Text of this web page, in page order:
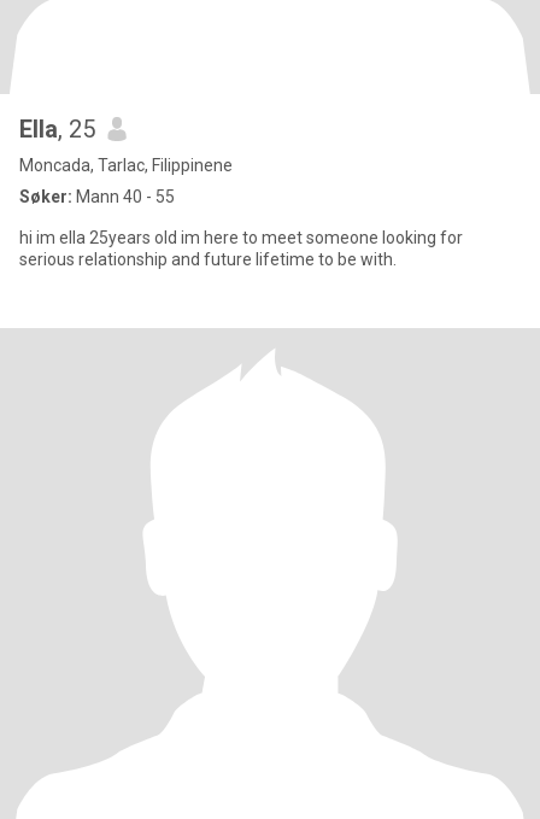
Ella, 25
Moncada, Tarlac, Filippinene
Søker: Mann 40 - 55
hi im ella 25years old im here to meet someone looking for
serious relationship and future lifetime to be with.